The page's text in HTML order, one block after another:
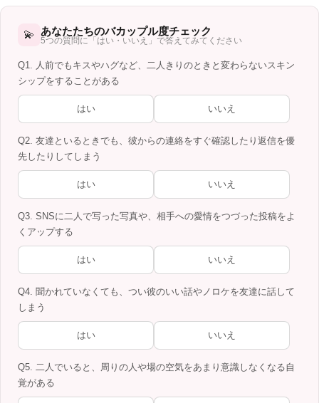
💫 あなたたちのバカップル度チェック
5つの質問に「はい・いいえ」で答えてみてください
Q1. 人前でもキスやハグなど、二人きりのときと変わらないスキン
シップをすることがある
はい いいえ
Q2. 友達といるときでも、彼からの連絡をすぐ確認したり返信を優
先したりしてしまう
はい いいえ
Q3. SNSに二人で写った写真や、相手への愛情をつづった投稿をよ
くアップする
はい いいえ
Q4. 聞かれていなくても、つい彼のいい話やノロケを友達に話して
しまう
はい いいえ
Q5. 二人でいると、周りの人や場の空気をあまり意識しなくなる自
覚がある